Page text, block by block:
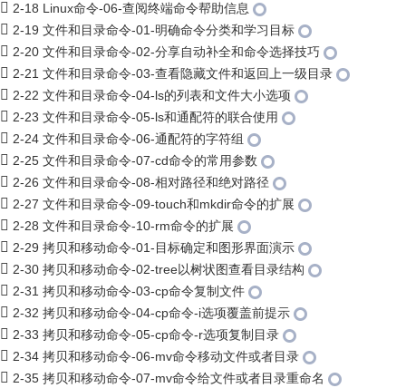
2-18 Linux命令-06-查阅终端命令帮助信息
2-19 文件和目录命令-01-明确命令分类和学习目标
2-20 文件和目录命令-02-分享自动补全和命令选择技巧
2-21 文件和目录命令-03-查看隐藏文件和返回上一级目录
2-22 文件和目录命令-04-ls的列表和文件大小选项
2-23 文件和目录命令-05-ls和通配符的联合使用
2-24 文件和目录命令-06-通配符的字符组
2-25 文件和目录命令-07-cd命令的常用参数
2-26 文件和目录命令-08-相对路径和绝对路径
2-27 文件和目录命令-09-touch和mkdir命令的扩展
2-28 文件和目录命令-10-rm命令的扩展
2-29 拷贝和移动命令-01-目标确定和图形界面演示
2-30 拷贝和移动命令-02-tree以树状图查看目录结构
2-31 拷贝和移动命令-03-cp命令复制文件
2-32 拷贝和移动命令-04-cp命令-i选项覆盖前提示
2-33 拷贝和移动命令-05-cp命令-r选项复制目录
2-34 拷贝和移动命令-06-mv命令移动文件或者目录
2-35 拷贝和移动命令-07-mv命令给文件或者目录重命名